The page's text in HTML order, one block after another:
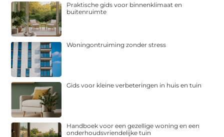
Praktische gids voor binnenklimaat en
buitenruimte
Woningontruiming zonder stress
Gids voor kleine verbeteringen in huis en tuin
Handboek voor een gezellige woning en een
onderhoudsvriendelijke tuin